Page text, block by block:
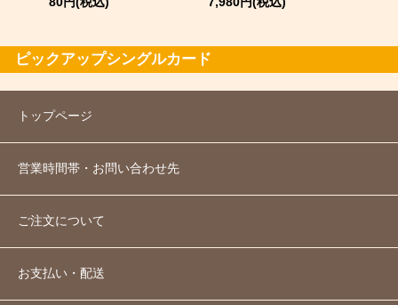
ピックアップシングルカード
トップページ
営業時間帯・お問い合わせ先
ご注文について
お支払い・配送